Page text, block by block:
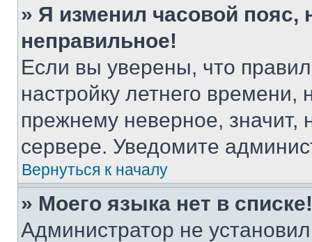
» Я изменил часовой пояс,
неправильное!
Если вы уверены, что
настройку летнего
прежнему неверное, значит,
сервере. Уведомите
Вернуться к началу
» Моего языка нет в списке!
Администратор не